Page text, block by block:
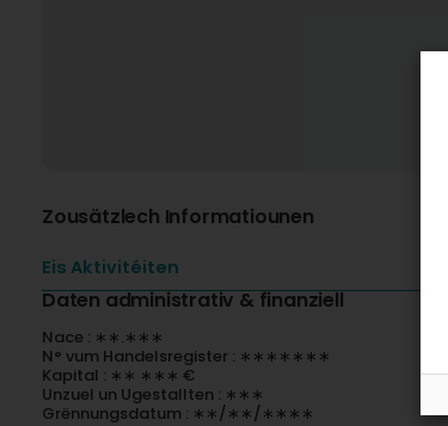
Zousätzlech Informatiounen
Eis Aktivitéiten
Daten administrativ & finanziell
Nace : ∗∗.∗∗∗
N° vum Handelsregister : ∗∗∗∗∗∗∗
Kapital : ∗∗ ∗∗∗ €
Unzuel un Ugestallten : ∗∗∗
Grënnungsdatum : ∗∗/∗∗/∗∗∗∗